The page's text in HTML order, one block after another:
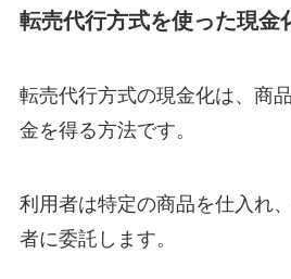
転売代行方式を使った現金
転売代行方式の現金化は、商
金を得る方法です。
利用者は特定の商品を仕入れ
者に委託します。